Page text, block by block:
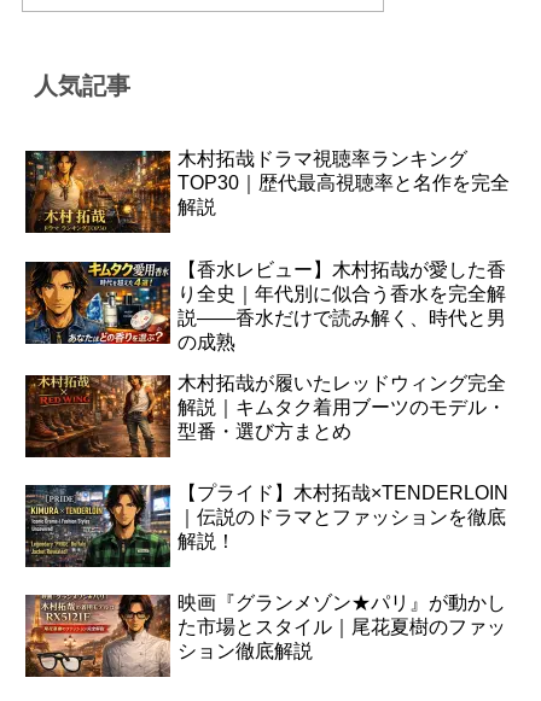
人気記事
木村拓哉ドラマ視聴率ランキング
TOP30｜歴代最高視聴率と名作を完全
解説
【香水レビュー】木村拓哉が愛した香
り全史｜年代別に似合う香水を完全解
説――香水だけで読み解く、時代と男
の成熟
木村拓哉が履いたレッドウィング完全
解説｜キムタク着用ブーツのモデル・
型番・選び方まとめ
【プライド】木村拓哉×TENDERLOIN
｜伝説のドラマとファッションを徹底
解説！
映画『グランメゾン★パリ』が動かし
た市場とスタイル｜尾花夏樹のファッ
ション徹底解説